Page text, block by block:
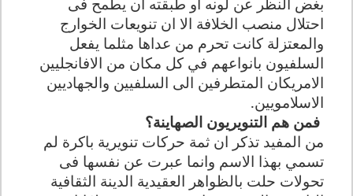
احتلال منصب الخلافة الا ان تنويعات الخوارج
والمعتزلة كانت تحرم من عداها مثلما يفعل
السلفيون بانواعهم في كل مكان من الافانجليين
الامريكان المتطرفين الى السلفيين والجهاديين
الاسلامويين.
فمن هم التنويريون الصهاينة؟
من المفيد تذكر ان ثمة حركات تنويرية باكرة لم
تسمي بهذا الاسم وانما عبرت عن نفسها فى
تحولات حلت بالظواهر العقيدية الدينة الثقافية